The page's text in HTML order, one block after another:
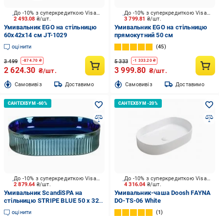
2 493.08 ₴/шт.
До -10% з суперкредиткою Visa Вигода
Умивальник EGO на стільницю
60х42х14 см JT-1029
оцінити
3 499 -874.70 ₴
2 624.30 ₴/шт.
Cамовивіз Доставимо
3 799.81 ₴/шт.
До -10% з суперкредиткою Visa Вигода
Умивальник EGO на стільницю
прямокутний 50 см
45
5 333 -1 333.20₴
3 999.80 ₴/шт.
Cамовивіз Доставимо
2 879.64 ₴/шт.
До -10% з суперкредиткою Visa Вигода
Умивальник ScandiSPA на
стільницю STRIPE BLUE 50 x 32 x
12 см
оцінити
4 316.04 ₴/шт.
До -10% з суперкредиткою Visa Вигода
Умивальник-чаша Doosh FAYNA
DO-TS-06 White
1